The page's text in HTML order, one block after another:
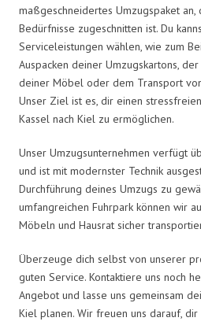
maßgeschneidertes Umzugspaket an,
Bedürfnisse zugeschnitten ist. Du
Serviceleistungen wählen, wie zum
Auspacken deiner Umzugskartons,
deiner Möbel oder dem Transport
Unser Ziel ist es, dir einen
Kassel nach Kiel zu ermöglichen.
Unser Umzugsunternehmen verfügt
und ist mit modernster Technik
Durchführung deines Umzugs zu
umfangreichen Fuhrpark können wir
Möbeln und Hausrat sicher
Überzeuge dich selbst von unserer
guten Service. Kontaktiere uns noch
Angebot und lasse uns gemeinsam
Kiel planen. Wir freuen uns darauf,